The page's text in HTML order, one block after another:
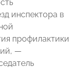
инспектора в
профилактики
—